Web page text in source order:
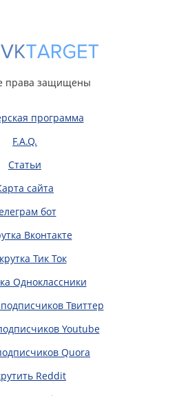
права защищены
программа
F.A.Q.
Статьи
сайта
бот
Вконтакте
Тик Ток
Одноклассники
Твиттер
Youtube
Quora
Reddit